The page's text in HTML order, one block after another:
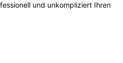
und unkompliziert Ihren